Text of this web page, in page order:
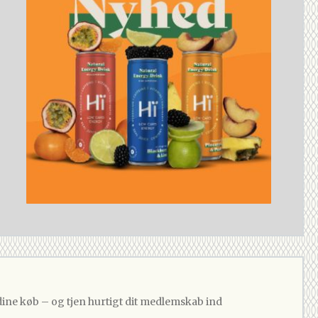
køb – og tjen hurtigt dit medlemskab ind